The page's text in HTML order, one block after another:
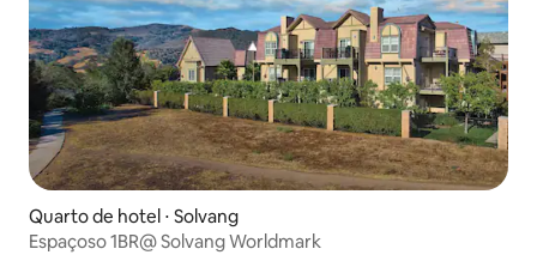
Quarto de hotel ⋅ Solvang
Espaçoso 1BR@ Solvang Worldmark